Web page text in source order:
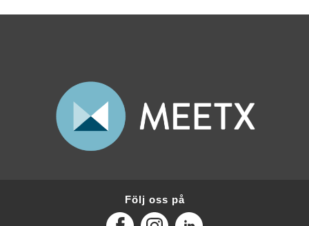
Följ oss på
FacebookInstagramLinkedIn